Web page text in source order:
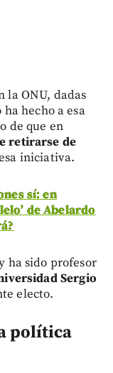
la ONU, dadas
hecho a esa
de que en
retirarse de
iniciativa.
sí: en
de Abelardo
ha sido profesor
Sergio
electo.
política